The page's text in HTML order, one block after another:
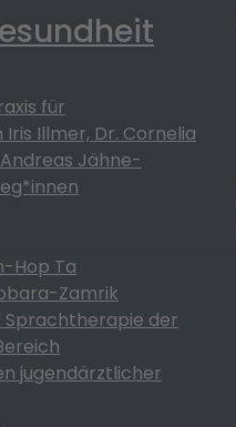
für
Illmer, Dr. Cornelia
Jähne-
Hop Ta
Zamrik
Sprachtherapie der
jugendärztlicher